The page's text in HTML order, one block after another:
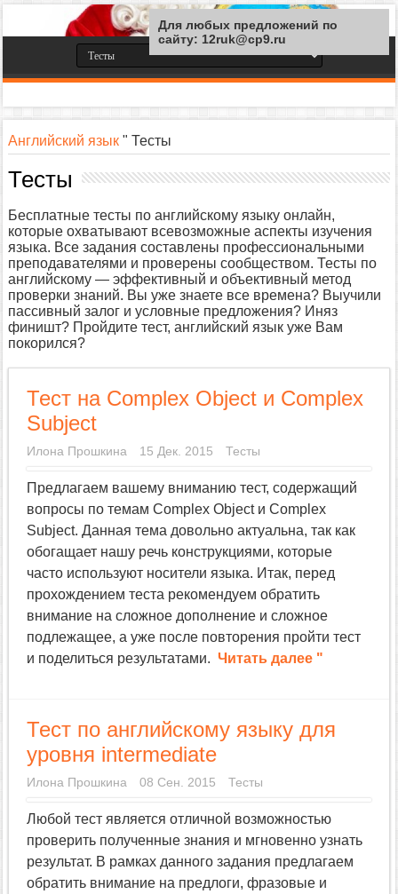
Английский язык " Тесты
Тесты
Бесплатные тесты по английскому языку онлайн,
которые охватывают всевозможные аспекты изучения
языка. Все задания составлены профессиональными
преподавателями и проверены сообществом. Тесты по
английскому — эффективный и объективный метод
проверки знаний. Вы уже знаете все времена? Выучили
пассивный залог и условные предложения? Иняз
финишт? Пройдите тест, английский язык уже Вам
покорился?
Тест на Complex Object и Complex
Subject
Илона Прошкина 15 Дек. 2015 Тесты
Предлагаем вашему вниманию тест, содержащий
вопросы по темам Complex Object и Complex
Subject. Данная тема довольно актуальна, так как
обогащает нашу речь конструкциями, которые
часто используют носители языка. Итак, перед
прохождением теста рекомендуем обратить
внимание на сложное дополнение и сложное
подлежащее, а уже после повторения пройти тест
и поделиться результатами. Читать далее "
Тест по английскому языку для
уровня intermediate
Илона Прошкина 08 Сен. 2015 Тесты
Любой тест является отличной возможностью
проверить полученные знания и мгновенно узнать
результат. В рамках данного задания предлагаем
обратить внимание на предлоги, фразовые и
Для любых предложений по
сайту: 12ruk@cp9.ru